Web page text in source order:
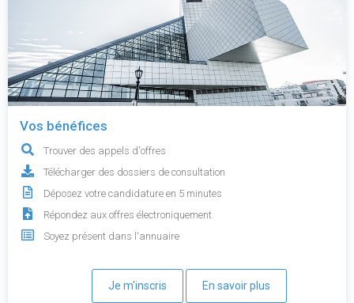
Vos bénéfices
Trouver des appels d'offres
Télécharger des dossiers de consultation
Déposez votre candidature en 5 minutes
Répondez aux offres électroniquement
Soyez présent dans l'annuaire
Je m'inscris En savoir plus